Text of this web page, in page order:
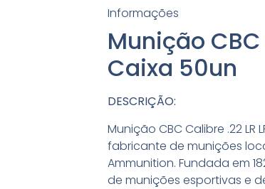
Informações
Munição
Caixa 50un
DESCRIÇÃO:
Munição CBC Calibre .22
fabricante de munições
Ammunition. Fundada em
de munições esportivas e